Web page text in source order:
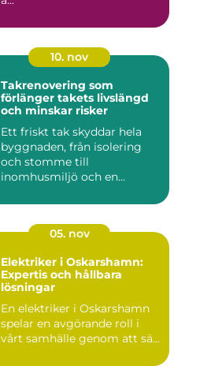
10. nov
Takrenovering som
förlänger takets livslängd
och minskar risker
Ett friskt tak skyddar hela
byggnaden, från isolering
och stomme till
inomhusmiljö och en...
05. nov
Elektriker i Oskarshamn:
Expertis och hållbara
lösningar
En elektriker i Oskarshamn
spelar en avgörande roll i
vårt samhälle genom att sä...